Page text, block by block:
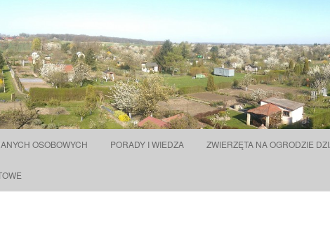
Przejdź do treści
OSOBOWYCH PORADY I WIEDZA ZWIERZĘTA NA OGRODZIE